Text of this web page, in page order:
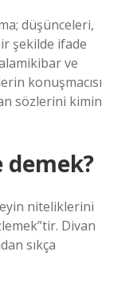
düşünceleri,
şekilde ifade
ve
konuşmacısı
sözlerini kimin
niteliklerini
Divan
sıkça